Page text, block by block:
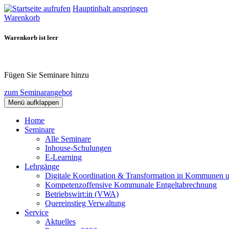
Hauptinhalt anspringen
Warenkorb
Warenkorb ist leer
Fügen Sie Seminare hinzu
zum Seminarangebot
Menü aufklappen
Home
Seminare
Alle Seminare
Inhouse-Schulungen
E-Learning
Lehrgänge
Digitale Koordination & Transformation in Kommunen
Kompetenzoffensive Kommunale Entgeltabrechnung
Betriebswirt:in (VWA)
Quereinstieg Verwaltung
Service
Aktuelles